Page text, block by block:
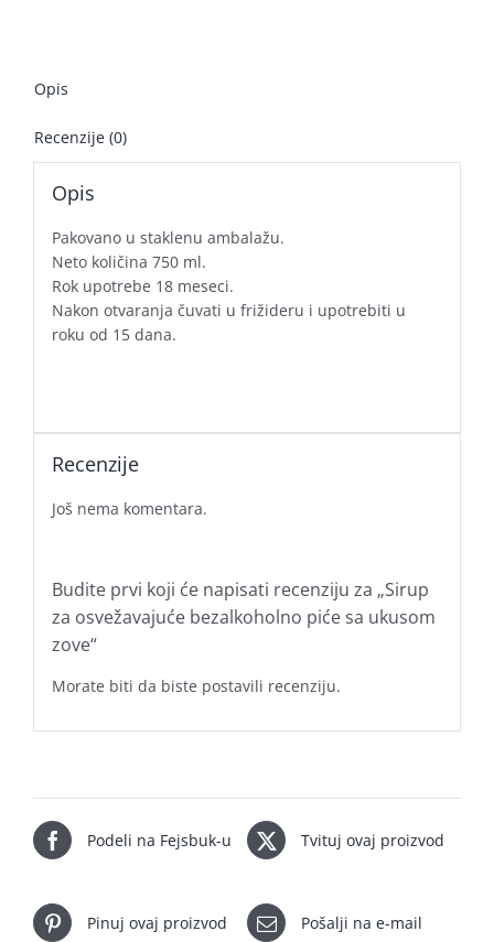
Opis
Recenzije (0)
Opis
Pakovano u staklenu ambalažu.
Neto količina 750 ml.
Rok upotrebe 18 meseci.
Nakon otvaranja čuvati u frižideru i upotrebiti u
roku od 15 dana.
Recenzije
Još nema komentara.
Budite prvi koji će napisati recenziju za „Sirup
za osvežavajuće bezalkoholno piće sa ukusom
zove“
Morate biti da biste postavili recenziju.
Podeli na Fejsbuk-u Tvituj ovaj proizvod
Pinuj ovaj proizvod Pošalji na e-mail